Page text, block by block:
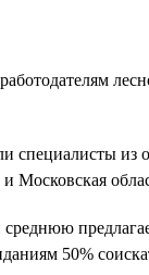
специалисты из
Московская
50%